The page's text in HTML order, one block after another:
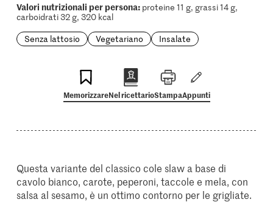
Valori nutrizionali per persona:proteine 11 g, grassi 14 g,
carboidrati 32 g, 320 kcal
Senza lattosio
Vegetariano Insalate
MemorizzareNel ricettarioStampaAppunti
Questa variante del classico cole slaw a base di
cavolo bianco, carote, peperoni, taccole e mela, con
salsa al sesamo, è un ottimo contorno per le grigliate.